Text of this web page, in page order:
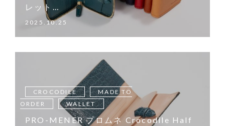
レット…
2025.10.25
CROCODILE
MADE TO
ORDER
WALLET
PRO-MENER プロムネ Crocodile Half